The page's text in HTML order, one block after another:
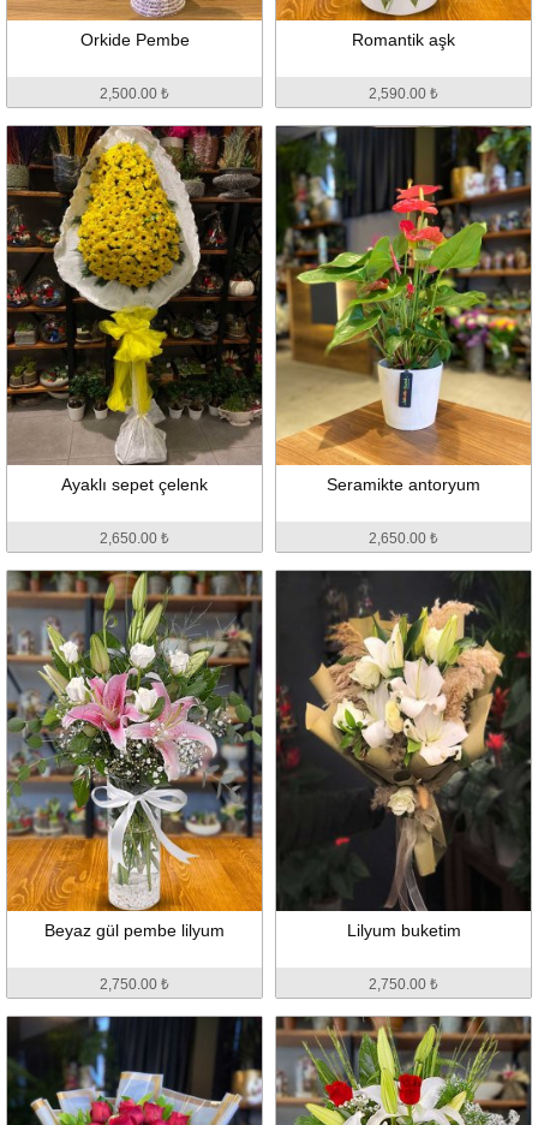
Orkide Pembe
2,500.00 ₺
Romantik aşk
2,590.00 ₺
Ayaklı sepet çelenk
2,650.00 ₺
Seramikte antoryum
2,650.00 ₺
Beyaz gül pembe lilyum
2,750.00 ₺
Lilyum buketim
2,750.00 ₺